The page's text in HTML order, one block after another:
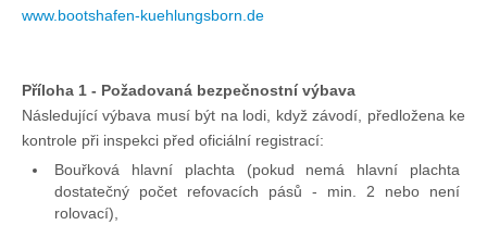
www.bootshafen-kuehlungsborn.de
Příloha 1 - Požadovaná bezpečnostní výbava
Následující výbava musí být na lodi, když závodí, předložena ke
kontrole při inspekci před oficiální registrací:
Bouřková hlavní plachta (pokud nemá hlavní plachta
dostatečný počet refovacích pásů - min. 2 nebo není
rolovací),